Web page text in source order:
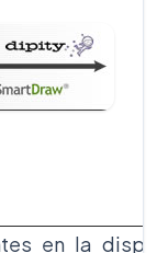
en la